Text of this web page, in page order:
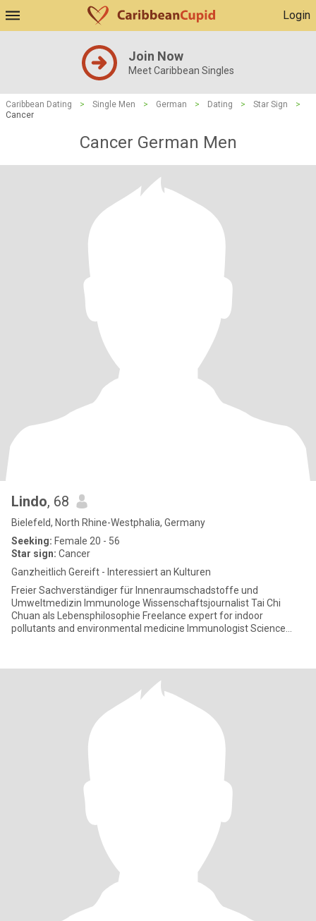
Login
Join Now
Meet Caribbean Singles
Caribbean Dating > Single Men > German > Dating > Star Sign
>
Cancer
Cancer German Men
Lindo, 68
Bielefeld, North Rhine-Westphalia, Germany
Seeking: Female 20 - 56
Star sign: Cancer
Ganzheitlich Gereift - Interessiert an Kulturen
Freier Sachverständiger für Innenraumschadstoffe und
Umweltmedizin Immunologe Wissenschaftsjournalist Tai Chi
Chuan als Lebensphilosophie Freelance expert for indoor
pollutants and environmental medicine Immunologist Science